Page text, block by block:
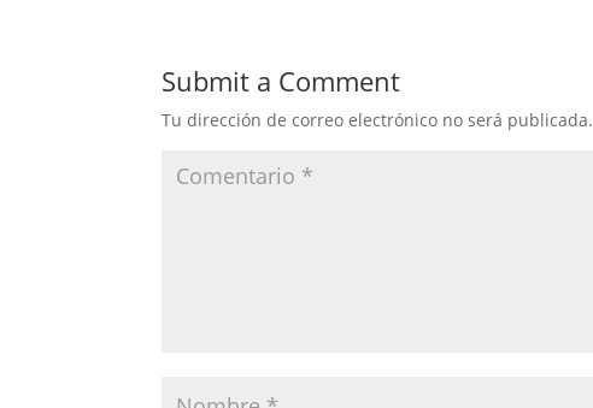
Submit a Comment
Tu dirección de correo electrónico no será publicada.